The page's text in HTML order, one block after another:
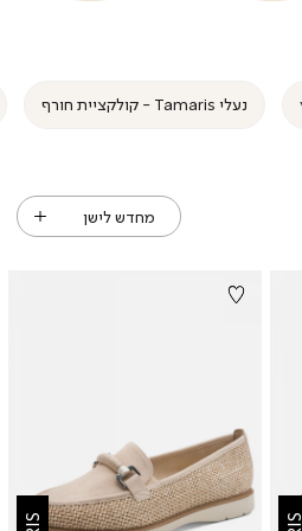
נעלי Tamaris - קולקציית חורף